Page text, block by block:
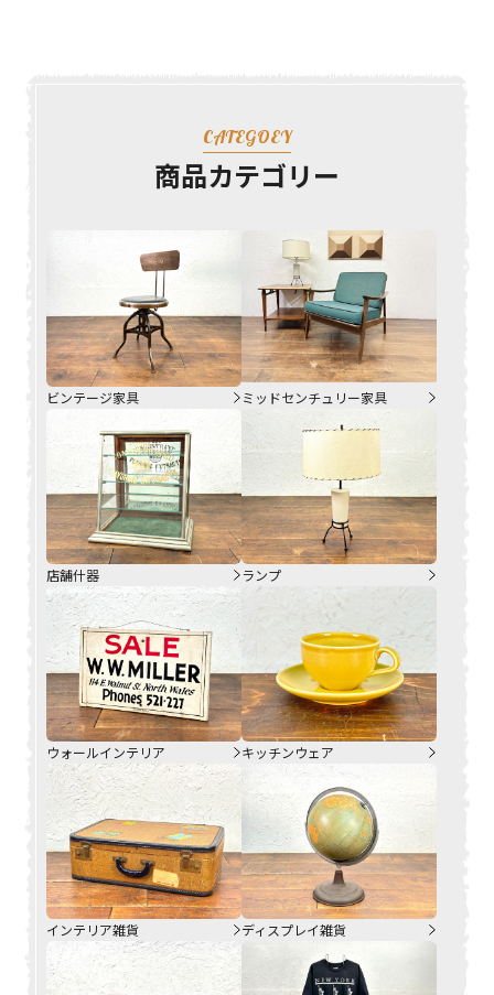
CATEGOEY
商品カテゴリー
ビンテージ家具 ミッドセンチュリー家具
店舗什器 ランプ
ウォールインテリア キッチンウェア
インテリア雑貨 ディスプレイ雑貨